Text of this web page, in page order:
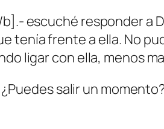
escuché responder a
tenía frente a ella. No
ligar con ella, menos
salir un